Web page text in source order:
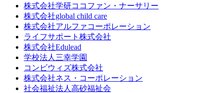
株式会社学研ココファン・ナーサリー
株式会社global child care
株式会社アルファコーポレーション
ライフサポート株式会社
株式会社Edulead
学校法人三幸学園
コンビウィズ株式会社
株式会社ネス・コーポレーション
社会福祉法人高砂福祉会